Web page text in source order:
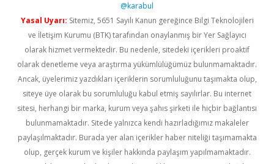
@karabul
Yasal Uyarı: Sitemiz, 5651 Sayılı Kanun gereğince Bilgi Teknolojileri
ve İletişim Kurumu (BTK) tarafından onaylanmış bir Yer Sağlayıcı
olarak hizmet vermektedir. Bu nedenle, sitedeki içerikleri proaktif
olarak denetleme veya araştırma yükümlülüğümüz bulunmamaktadır.
Ancak, üyelerimiz yazdıkları içeriklerin sorumluluğunu taşımakta olup,
siteye üye olarak bu sorumluluğu kabul etmiş sayılırlar. Bu internet
sitesi, herhangi bir marka, kurum veya şahıs şirketi ile hiçbir bağlantısı
bulunmamaktadır. Sitede yalnızca kendi hazırladığımız makaleler
paylaşılmaktadır. Burada yer alan içerikler haber niteliği taşımamakta
olup, gerçek kurum ve kişiler hakkında paylaşım yapılmamaktadır.